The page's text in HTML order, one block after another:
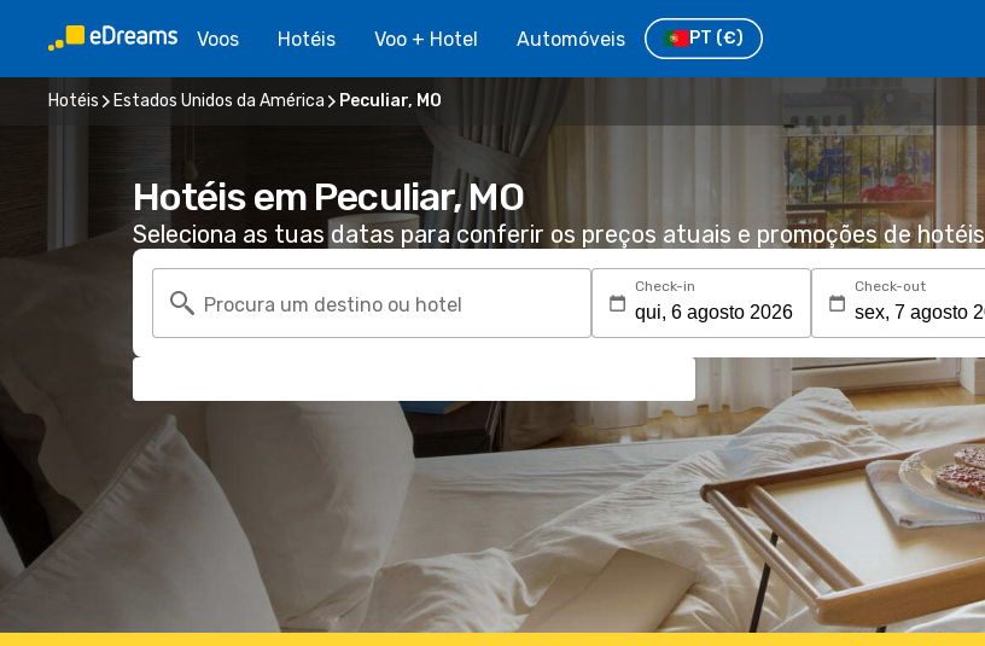
Voos Hotéis Voo + Hotel Automóveis PT (€)
Hotéis Estados Unidos da América Peculiar, MO
Hotéis em Peculiar, MO
Seleciona as tuas datas para conferir os preços atuais e promoções de hotéis
Procura um destino ou hotel
Check-in Check-out